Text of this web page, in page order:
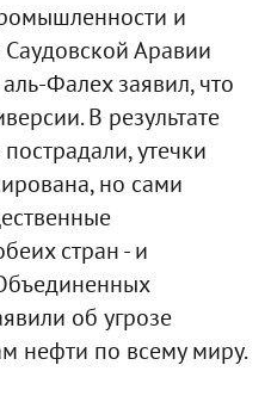
и
Аравии
Фалех заявил, что
В результате
утечки
но сами
стран - и
об угрозе
нефти по всему миру.